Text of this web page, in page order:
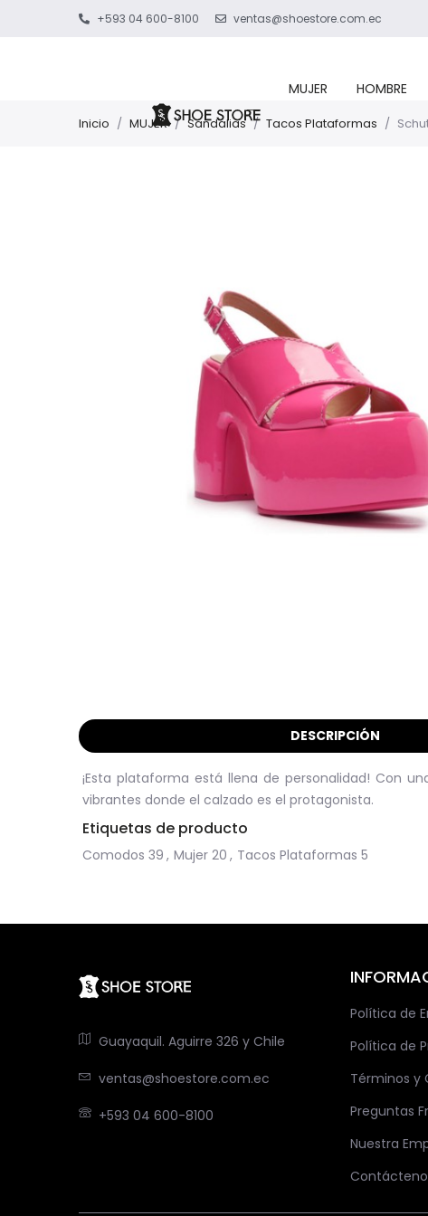
+593 04 600-8100 ventas@shoestore.com.ec
MUJER HOMBRE
Inicio / MUJER / Sandalias / Tacos Plataformas /
DESCRIPCIÓN
¡Esta plataforma está llena de personalidad! Con
vibrantes donde el calzado es el protagonista.
Etiquetas de producto
Comodos 39 , Mujer 20 , Tacos Plataformas 5
Guayaquil. Aguirre 326 y Chile
ventas@shoestore.com.ec
+593 04 600-8100
Política de
Política de
Términos y
Preguntas
Nuestra